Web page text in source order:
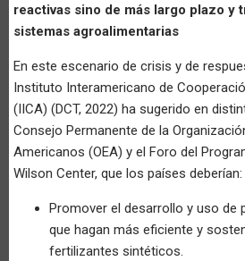
reactivas sino de más largo plazo y
sistemas agroalimentarias
En este escenario de crisis y de
Instituto Interamericano de
(IICA) (DCT, 2022) ha sugerido en
Consejo Permanente de la
Americanos (OEA) y el Foro del
Wilson Center, que los países deberían:
Promover el desarrollo y uso de
que hagan más eficiente y
fertilizantes sintéticos.